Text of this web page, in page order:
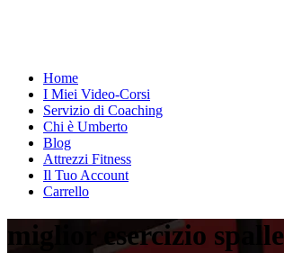
Home
I Miei Video-Corsi
Servizio di Coaching
Chi è Umberto
Blog
Attrezzi Fitness
Il Tuo Account
Carrello
miglior esercizio spalle